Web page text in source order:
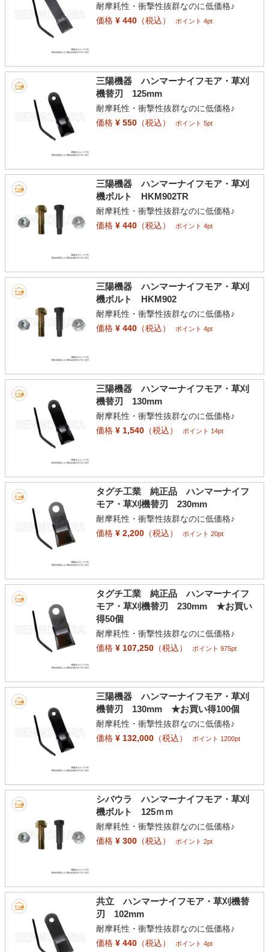
耐摩耗性・衝撃性抜群なのに低価格♪
価格¥ 440（税込） ポイント 4pt
三陽機器 ハンマーナイフモア・草刈
機替刃 125mm
耐摩耗性・衝撃性抜群なのに低価格♪
価格¥ 550（税込） ポイント 5pt
三陽機器 ハンマーナイフモア・草刈
機ボルト HKM902TR
耐摩耗性・衝撃性抜群なのに低価格♪
価格¥ 440（税込） ポイント 4pt
三陽機器 ハンマーナイフモア・草刈
機ボルト HKM902
耐摩耗性・衝撃性抜群なのに低価格♪
価格¥ 440（税込） ポイント 4pt
三陽機器 ハンマーナイフモア・草刈
機替刃 130mm
耐摩耗性・衝撃性抜群なのに低価格♪
価格¥ 1,540（税込） ポイント 14pt
タグチ工業 純正品 ハンマーナイフ
モア・草刈機替刃 230mm
耐摩耗性・衝撃性抜群なのに低価格♪
価格¥ 2,200（税込） ポイント 20pt
タグチ工業 純正品 ハンマーナイフ
モア・草刈機替刃 230mm ★お買い
得50個
耐摩耗性・衝撃性抜群なのに低価格♪
価格¥ 107,250（税込） ポイント 975pt
三陽機器 ハンマーナイフモア・草刈
機替刃 130mm ★お買い得100個
耐摩耗性・衝撃性抜群なのに低価格♪
価格¥ 132,000（税込） ポイント 1200pt
シバウラ ハンマーナイフモア・草刈
機ボルト 125ｍｍ
耐摩耗性・衝撃性抜群なのに低価格♪
価格¥ 300（税込） ポイント 2pt
共立 ハンマーナイフモア・草刈機替
刃 102mm
耐摩耗性・衝撃性抜群なのに低価格♪
価格¥ 440（税込） ポイント 4pt